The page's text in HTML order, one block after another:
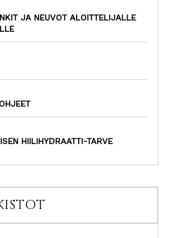
JA NEUVOT ALOITTELIJALLE
HIILIHYDRAATTI-TARVE